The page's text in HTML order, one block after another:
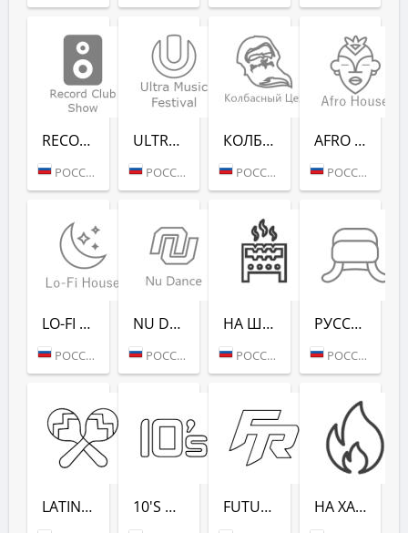
RECORD CLUB SHOW - RADIO RECORD
РОССИЯ (МОСКВА)
ULTRA MUSIC FESTIVAL - РАДИО РЕКОРД
РОССИЯ (МОСКВА)
КОЛБАСНЫЙ ЦЕХ (РАДИО РЕКОРД)
РОССИЯ (МОСКВА)
AFRO HOUSE (РАДИО РЕКОРД)
РОССИЯ (МОСКВА)
LO-FI HOUSE (РАДИО РЕКОРД)
РОССИЯ (МОСКВА)
NU DANCE (РАДИО РЕКОРД)
РОССИЯ (МОСКВА)
НА ШАШЛЫКИ (РАДИО РЕКОРД)
РОССИЯ (САНКТ-ПЕТЕРБУРГ)
РУССКАЯ ЗИМА (РАДИО РЕКОРД)
РОССИЯ (МОСКВА)
LATINA DANCE (РАДИО РЕКОРД) 10'S DANCE (РАДИО РЕКОРД) FUTURE RAVE (РАДИО РЕКОРД) НА ХАЙПЕ (РАДИО РЕКОРД)